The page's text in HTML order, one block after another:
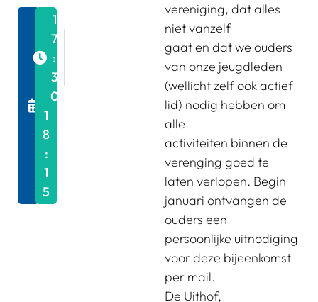
2
5
/
0
/
2
0
2
5
1
7
:
3
0
1
8
:
1
5
vereniging, dat alles
niet vanzelf
gaat en dat we ouders
van onze jeugdleden
(wellicht zelf ook actief
lid) nodig hebben om
alle
activiteiten binnen de
verenging goed te
laten verlopen. Begin
januari ontvangen de
ouders een
persoonlijke uitnodiging
voor deze bijeenkomst
per mail.
De Uithof,